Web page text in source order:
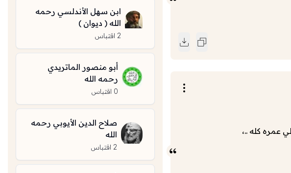
عمره كله ..،
ابن سهل الأندلسي رحمه
الله ( ديوان )
2 اقتباس
أبو منصور الماتريدي
رحمه الله
0 اقتباس
صلاح الدين الأيوبي رحمه
الله
2 اقتباس